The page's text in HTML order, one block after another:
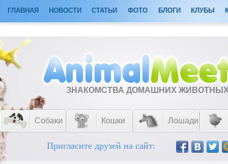
ГЛАВНАЯ НОВОСТИ СТАТЬИ ФОТО БЛОГИ КЛУБЫ
ЗНАКОМСТВА ДОМАШНИХ
Собаки Кошки Лошади
Пригласите друзей на сайт: